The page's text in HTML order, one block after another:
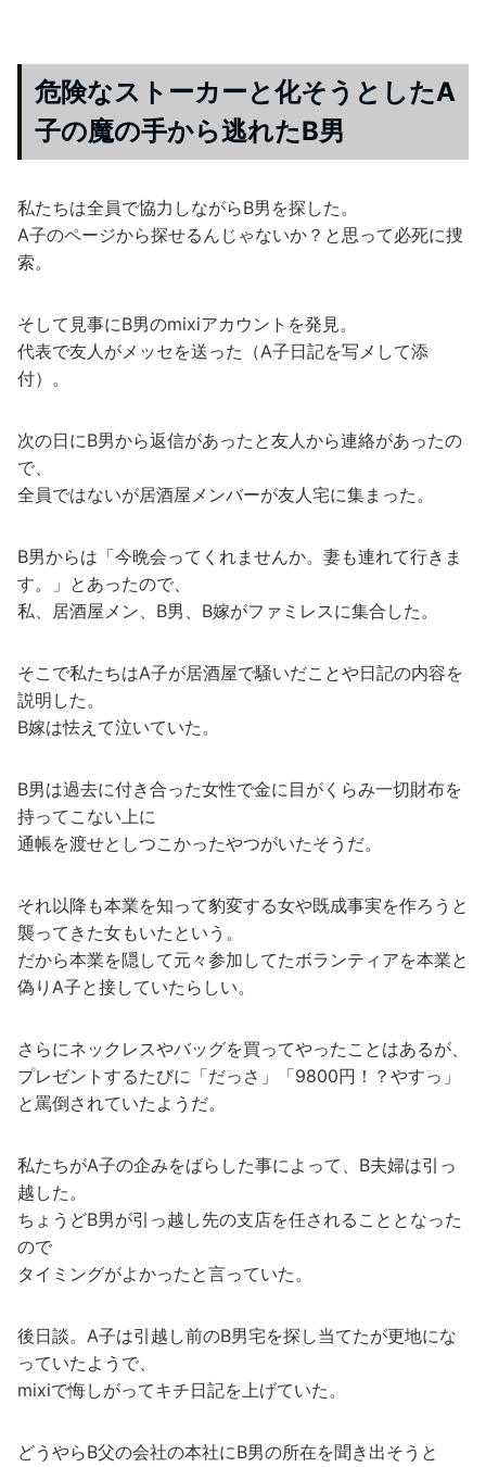
危険なストーカーと化そうとしたA
子の魔の手から逃れたB男
私たちは全員で協力しながらB男を探した。
A子のページから探せるんじゃないか？と思って必死に捜
索。
そして見事にB男のmixiアカウントを発見。
代表で友人がメッセを送った（A子日記を写メして添
付）。
次の日にB男から返信があったと友人から連絡があったの
で、
全員ではないが居酒屋メンバーが友人宅に集まった。
B男からは「今晩会ってくれませんか。妻も連れて行きま
す。」とあったので、
私、居酒屋メン、B男、B嫁がファミレスに集合した。
そこで私たちはA子が居酒屋で騒いだことや日記の内容を
説明した。
B嫁は怯えて泣いていた。
B男は過去に付き合った女性で金に目がくらみ一切財布を
持ってこない上に
通帳を渡せとしつこかったやつがいたそうだ。
それ以降も本業を知って豹変する女や既成事実を作ろうと
襲ってきた女もいたという。
だから本業を隠して元々参加してたボランティアを本業と
偽りA子と接していたらしい。
さらにネックレスやバッグを買ってやったことはあるが、
プレゼントするたびに「だっさ」「9800円！？やすっ」
と罵倒されていたようだ。
私たちがA子の企みをばらした事によって、B夫婦は引っ
越した。
ちょうどB男が引っ越し先の支店を任されることとなった
ので
タイミングがよかったと言っていた。
後日談。A子は引越し前のB男宅を探し当てたが更地にな
っていたようで、
mixiで悔しがってキチ日記を上げていた。
どうやらB父の会社の本社にB男の所在を聞き出そうと